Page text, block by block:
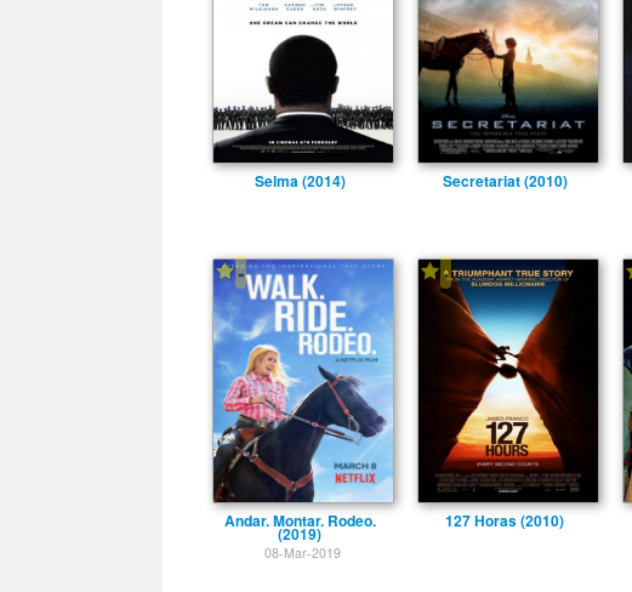
Selma (2014) Secretariat (2010)
-
Andar. Montar. Rodeo.
(2019)
08-Mar-2019
-
127 Horas (2010)